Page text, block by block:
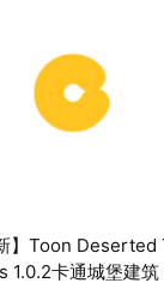
】Toon Deserted
1.0.2卡通城堡建筑